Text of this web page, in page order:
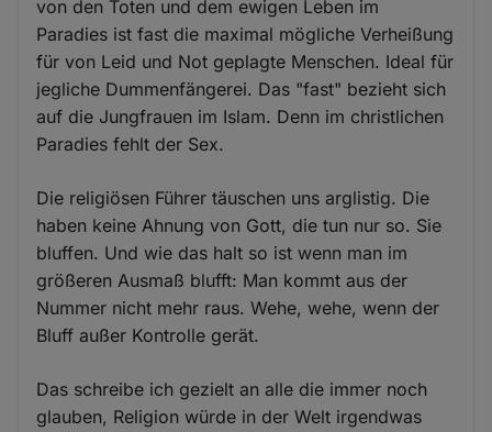
von den Toten und dem ewigen Leben im
Paradies ist fast die maximal mögliche Verheißung
für von Leid und Not geplagte Menschen. Ideal für
jegliche Dummenfängerei. Das "fast" bezieht sich
auf die Jungfrauen im Islam. Denn im christlichen
Paradies fehlt der Sex.
Die religiösen Führer täuschen uns arglistig. Die
haben keine Ahnung von Gott, die tun nur so. Sie
bluffen. Und wie das halt so ist wenn man im
größeren Ausmaß blufft: Man kommt aus der
Nummer nicht mehr raus. Wehe, wehe, wenn der
Bluff außer Kontrolle gerät.
Das schreibe ich gezielt an alle die immer noch
glauben, Religion würde in der Welt irgendwas